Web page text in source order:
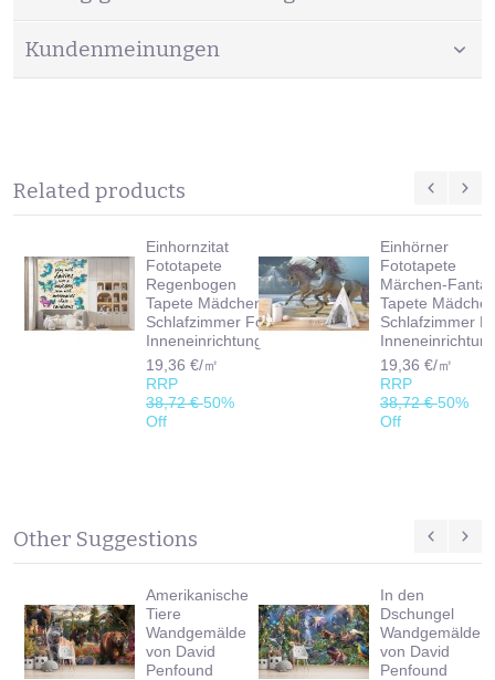
Kundenmeinungen
Related products
Einhornzitat
Fototapete
Regenbogen
Tapete Mädchen
Schlafzimmer Foto
Inneneinrichtungen
19,36 €/㎡
RRP
38,72 €50%
Off
Einhörner
Fototapete
Märchen-
Tapete
Schlafzimmer
19,36 €/㎡
RRP
38,72 €50%
Off
Other Suggestions
Amerikanische
Tiere
Wandgemälde
von David
Penfound
In den
Dschungel
Wandgemälde
von David
Penfound